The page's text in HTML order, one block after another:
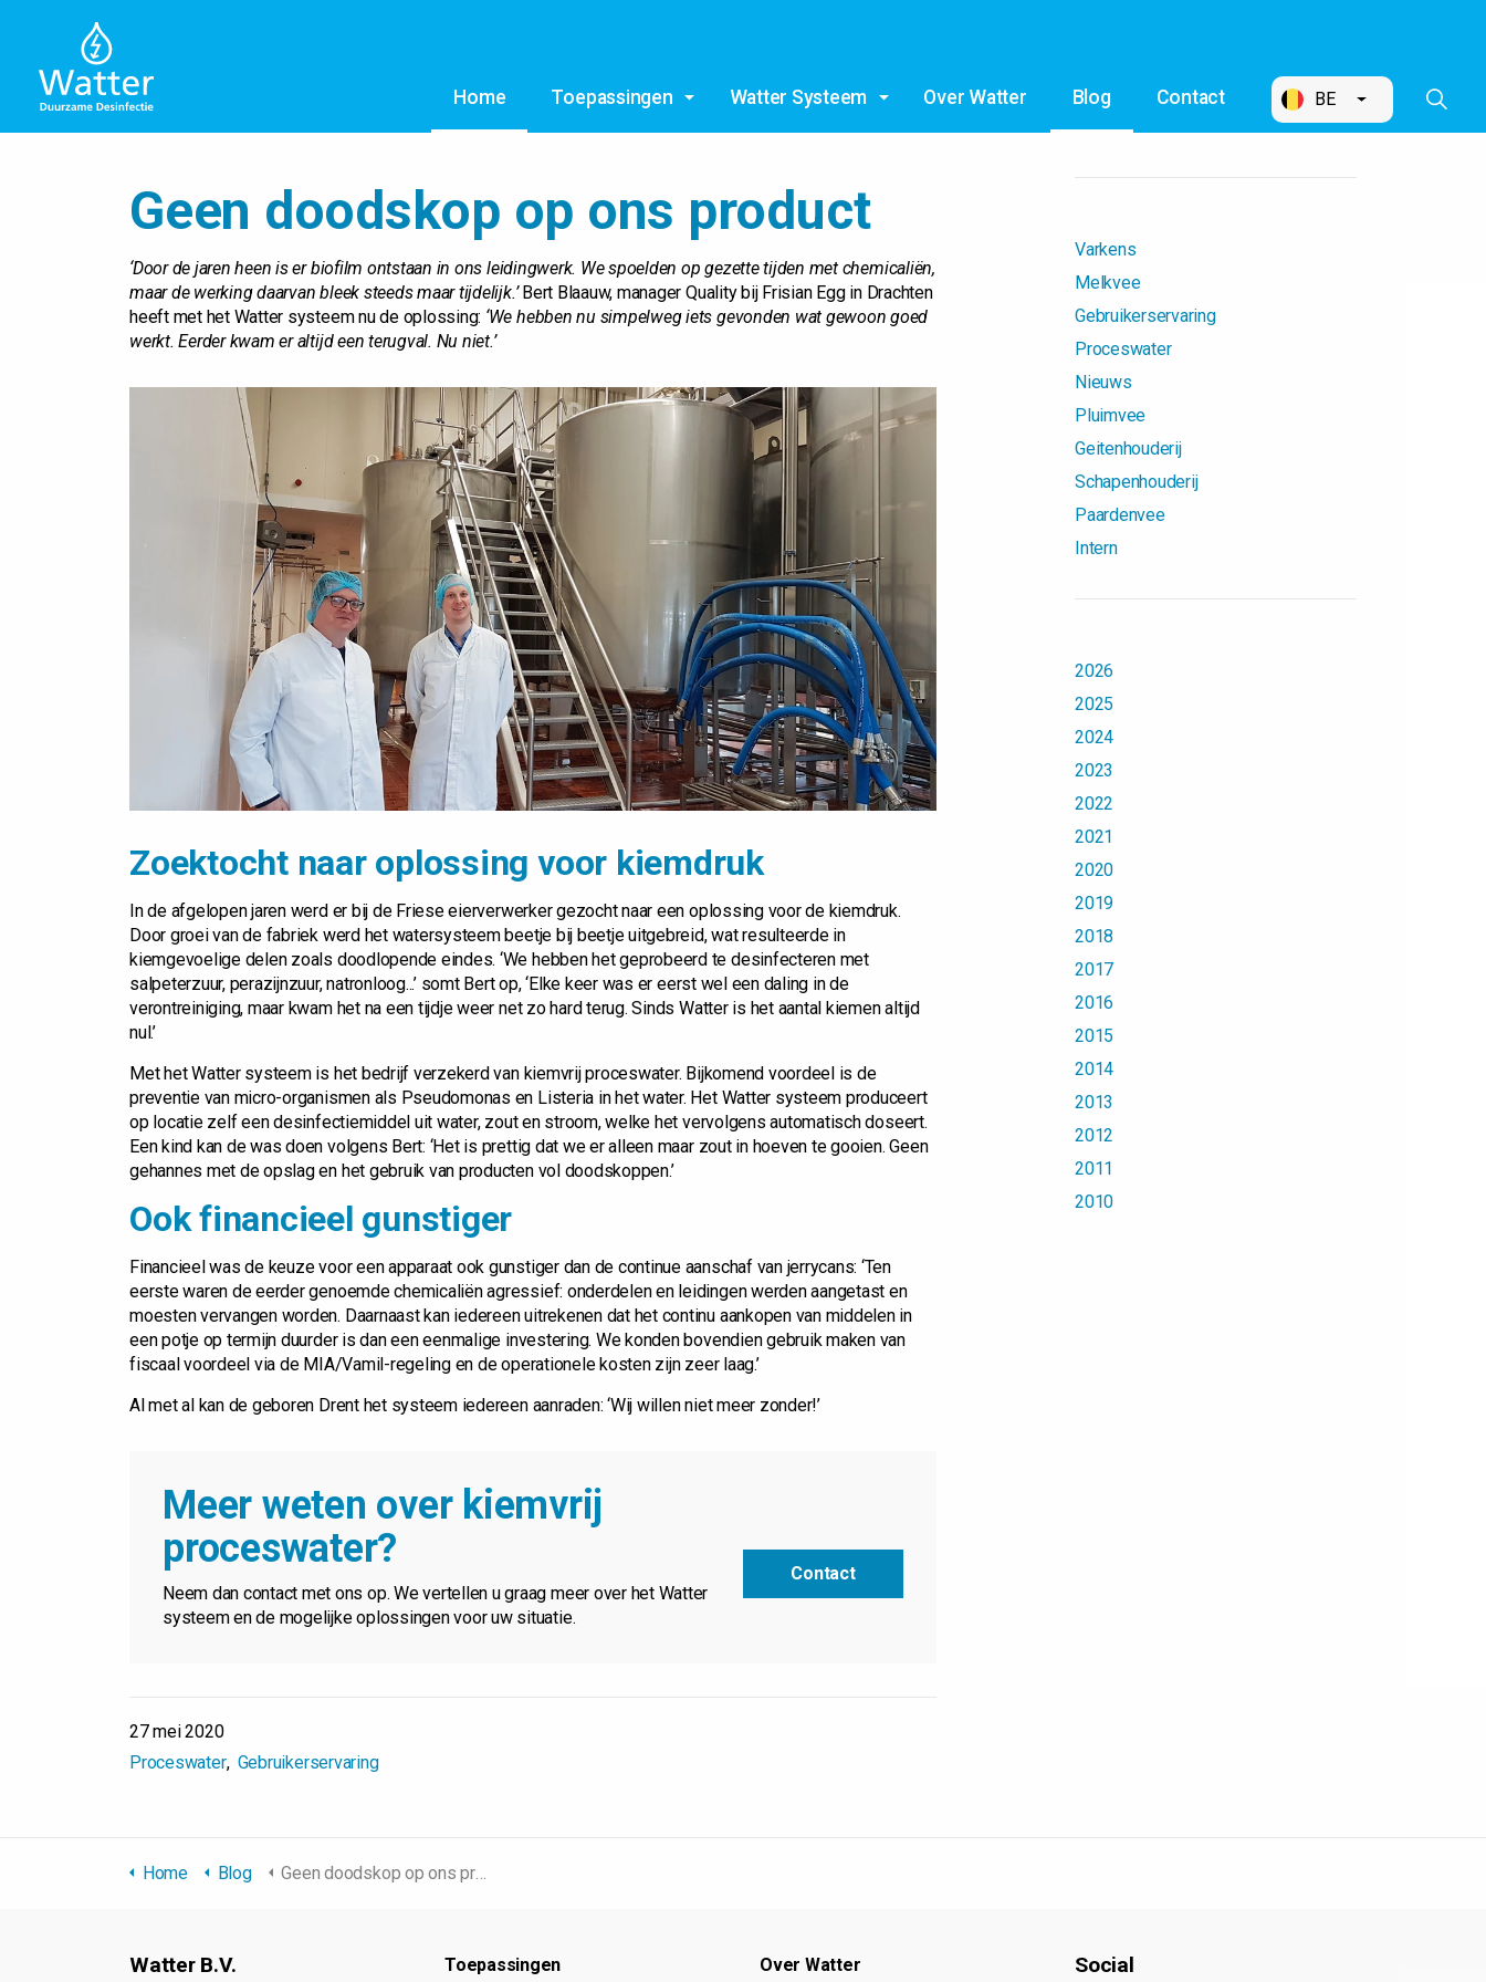
Home Toepassingen Watter Systeem Over Watter Blog Contact BE
Geen doodskop op ons product
‘Door de jaren heen is er biofilm ontstaan in ons leidingwerk. We spoelden op gezette tijden met chemicaliën,
maar de werking daarvan bleek steeds maar tijdelijk.’Bert Blaauw, manager Quality bij Frisian Egg in Drachten
heeft met het Watter systeem nu de oplossing: ‘We hebben nu simpelweg iets gevonden wat gewoon goed
werkt. Eerder kwam er altijd een terugval. Nu niet.’
Zoektocht naar oplossing voor kiemdruk
In de afgelopen jaren werd er bij de Friese eierverwerker gezocht naar een oplossing voor de kiemdruk.
Door groei van de fabriek werd het watersysteem beetje bij beetje uitgebreid, wat resulteerde in
kiemgevoelige delen zoals doodlopende eindes. ‘We hebben het geprobeerd te desinfecteren met
salpeterzuur, perazijnzuur, natronloog...’ somt Bert op, ‘Elke keer was er eerst wel een daling in de
verontreiniging, maar kwam het na een tijdje weer net zo hard terug. Sinds Watter is het aantal kiemen altijd
nul.’
Met het Watter systeem is het bedrijf verzekerd van kiemvrij proceswater. Bijkomend voordeel is de
preventie van micro-organismen als Pseudomonas en Listeria in het water. Het Watter systeem produceert
op locatie zelf een desinfectiemiddel uit water, zout en stroom, welke het vervolgens automatisch doseert.
Een kind kan de was doen volgens Bert: ‘Het is prettig dat we er alleen maar zout in hoeven te gooien. Geen
gehannes met de opslag en het gebruik van producten vol doodskoppen.’
Ook financieel gunstiger
Financieel was de keuze voor een apparaat ook gunstiger dan de continue aanschaf van jerrycans: ‘Ten
eerste waren de eerder genoemde chemicaliën agressief: onderdelen en leidingen werden aangetast en
moesten vervangen worden. Daarnaast kan iedereen uitrekenen dat het continu aankopen van middelen in
een potje op termijn duurder is dan een eenmalige investering. We konden bovendien gebruik maken van
fiscaal voordeel via de MIA/Vamil-regeling en de operationele kosten zijn zeer laag.’
Al met al kan de geboren Drent het systeem iedereen aanraden: ‘Wij willen niet meer zonder!’
Meer weten over kiemvrij
proceswater?
Neem dan contact met ons op. We vertellen u graag meer over het Watter
systeem en de mogelijke oplossingen voor uw situatie.
Contact
27 mei 2020
Proceswater Gebruikerservaring
Varkens
Melkvee
Gebruikerservaring
Proceswater
Nieuws
Pluimvee
Geitenhouderij
Schapenhouderij
Paardenvee
Intern
2026
2025
2024
2023
2022
2021
2020
2019
2018
2017
2016
2015
2014
2013
2012
2011
2010
Home Blog Geen doodskop op ons product
Watter B.V. Toepassingen Over Watter Social